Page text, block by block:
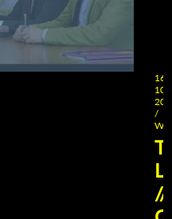
16-
10-
/
//